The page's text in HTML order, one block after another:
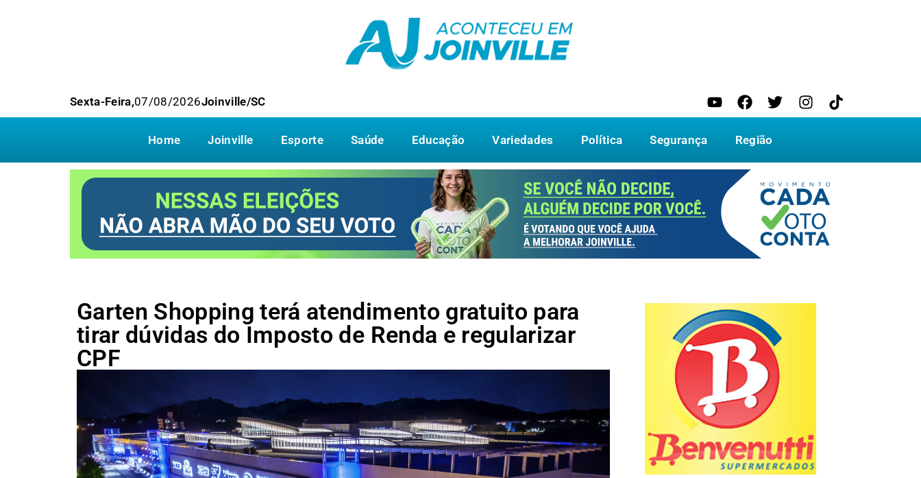
Sexta-Feira,07/08/2026Joinville/SC
Home Joinville Esporte Saúde Educação Variedades Política Segurança Região
Garten Shopping terá atendimento gratuito para
tirar dúvidas do Imposto de Renda e regularizar
CPF